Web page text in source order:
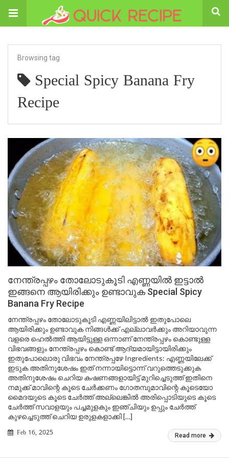
Browsing tag
Special Spicy Banana Fry
Recipe
നേന്ത്രപ്പഴം തോലോടുകൂടി എണ്ണയിൽ ഇട്ടാൽ
ഇങ്ങനെ ആയിരിക്കും ഉണ്ടാവുക Special Spicy
Banana Fry Recipe
നേന്ത്രപ്പഴം തോലോടുകൂടി എണ്ണയിലിട്ടാൽ ഇതുപോലെ
ആയിരിക്കും ഉണ്ടാവുക നിങ്ങൾക്ക് എല്ലാവർക്കും അറിയാവുന്ന
വളരെ ഹെൽത്തി ആയിട്ടുള്ള ഒന്നാണ് നേന്ത്രപ്പഴം കൊണ്ടുള്ള
വിഭവങ്ങളും നേന്ത്രപ്പഴം കൊണ്ട് ആദ്യമായിട്ടായിരിക്കും
ഇതുപോലൊരു വിഭവം നേന്ത്രപ്പഴേ Ingredients: എണ്ണയിലേക്ക്
ഇടുക അതിനുശേഷം ഇത് നന്നായിട്ടൊന്ന് വറുത്തെടുക്കുക
അതിനുശേഷം ചെറിയ കഷണങ്ങളായിട്ട് മുറിച്ചെടുത്ത് ഇതിനെ
നമുക്ക് മാവിന്റെ കൂടെ ചേർക്കണം ഗോതമ്പുമാവിന്റെ കൂടെയോ
മൈദയുടെ കൂടെ ചേർത്ത് അല്ലെങ്കിൽ അരിപ്പൊടിയുടെ കൂടെ
ചേർത്ത് സവാളയും പച്ചമുളകും ഇഞ്ചിയും ഉപ്പും ചേർത്ത്
കുഴച്ചെടുത്ത് ചെറിയ ഉരുളകളാക്കി […]
Feb 16, 2025 Read more